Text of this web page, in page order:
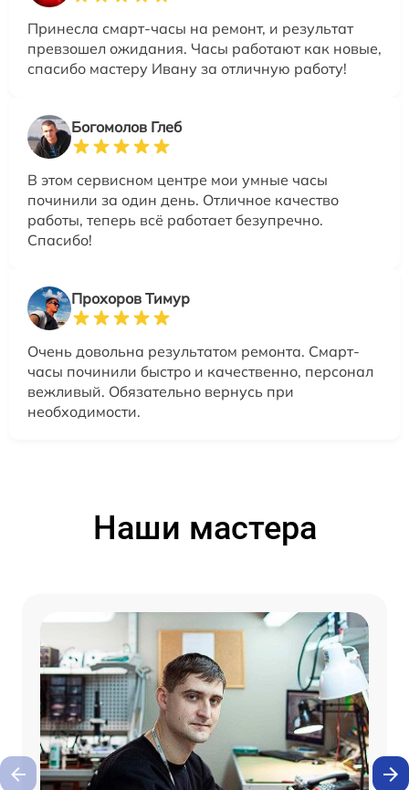
Принесла смарт-часы на ремонт, и результат
превзошел ожидания. Часы работают как новые,
спасибо мастеру Ивану за отличную работу!
Богомолов Глеб
В этом сервисном центре мои умные часы
починили за один день. Отличное качество
работы, теперь всё работает безупречно.
Спасибо!
Прохоров Тимур
Очень довольна результатом ремонта. Смарт-
часы починили быстро и качественно, персонал
вежливый. Обязательно вернусь при
необходимости.
Наши мастера